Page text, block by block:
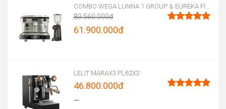
83.560.000đ
Original
83.560.000đ.
61.900.000đ
is:
61.900.000đ.
LELIT MARAX3 PL62X3
46.800.000đ
–